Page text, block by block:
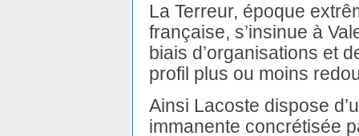
La Terreur, époque
française, s’insinue à
biais d’organisations et
profil plus ou moins
Ainsi Lacoste dispose
immanente concrétisée